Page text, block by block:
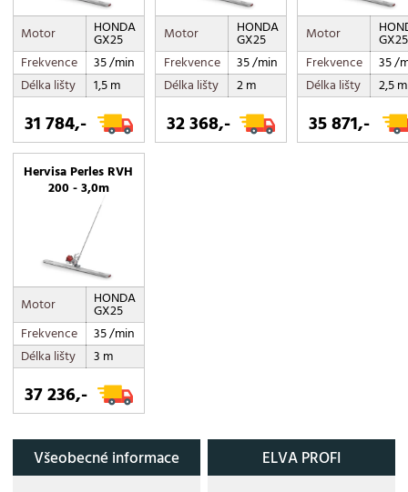
Motor HONDA
GX25
Frekvence
35 /min
Délka lišty
1,5 m
31 784,-
Motor HONDA
GX25
Frekvence
35 /min
Délka lišty
2 m
32 368,-
Motor
GX25
Frekvence
35 /
Délka lišty
2,5 m
35 871,-
Hervisa Perles RVH
200 - 3,0m
Motor HONDA
GX25
Frekvence
35 /min
Délka lišty
3 m
37 236,-
Všeobecné informace ELVA PROFI